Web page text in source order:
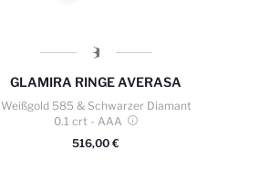
GLAMIRA RINGE AVERASA
Weißgold 585 & Schwarzer Diamant
0.1 crt - AAA
516,00 €